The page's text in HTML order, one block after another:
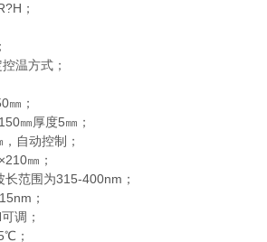
；
温方式；
㎜；
㎜厚度5㎜；
自动控制；
㎜；
长范围为315-400nm；
；
调；
；